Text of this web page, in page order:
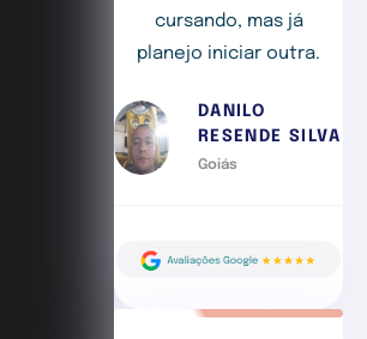
cursando, mas já
planejo iniciar outra.
DANILO
RESENDE SILVA
Goiás